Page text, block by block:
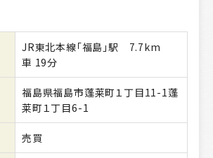
JR東北本線「福島」駅 7.7km
車 19分
福島県福島市蓬莱町１丁目11-1蓬
莱町１丁目6-1
売買